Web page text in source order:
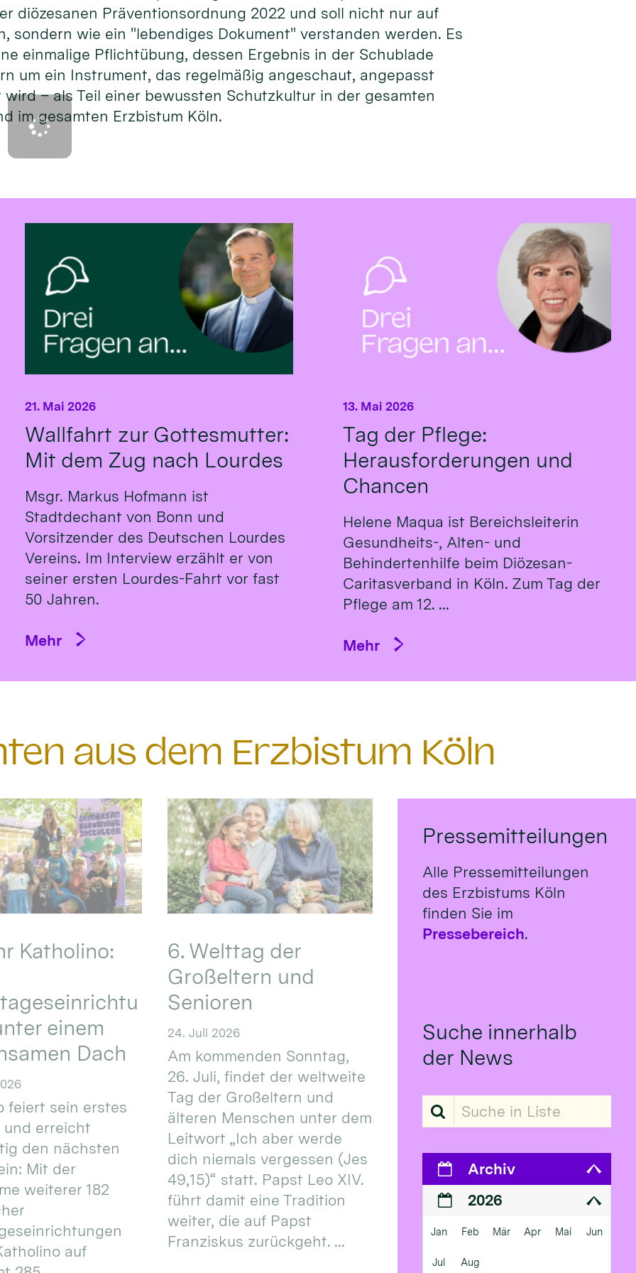
diözesanen Präventionsordnung 2022 und soll nicht nur auf
sondern wie ein "lebendiges Dokument" verstanden werden. Es
einmalige Pflichtübung, dessen Ergebnis in der Schublade
um ein Instrument, das regelmäßig angeschaut, angepasst
– als Teil einer bewussten Schutzkultur in der gesamten
im gesamten Erzbistum Köln.
Wallfahrt zur Gottesmutter:
Mit dem Zug nach Lourdes
21. Mai 2026
Msgr. Markus Hofmann ist
Stadtdechant von Bonn und
Vorsitzender des Deutschen Lourdes
Vereins. Im Interview erzählt er von
seiner ersten Lourdes-Fahrt vor fast
50 Jahren.
Mehr
Tag der Pflege:
Herausforderungen und
Chancen
13. Mai 2026
Helene Maqua ist Bereichsleiterin
Gesundheits-, Alten- und
Behindertenhilfe beim Diözesan-
Caritasverband in Köln. Zum Tag der
Pflege am 12. ...
Mehr
aus dem Erzbistum Köln
Katholino:
einem
Dach
feiert sein erstes
und erreicht
den nächsten
Mit der
weiterer 182
auf
6. Welttag der
Großeltern und
Senioren
24. Juli 2026
Am kommenden Sonntag,
26. Juli, findet der weltweite
Tag der Großeltern und
älteren Menschen unter dem
Leitwort „Ich aber werde
dich niemals vergessen (Jes
49,15)“ statt. Papst Leo XIV.
führt damit eine Tradition
weiter, die auf Papst
Franziskus zurückgeht. ...
Pressemitteilungen
Alle Pressemitteilungen
des Erzbistums Köln
finden Sie im
Pressebereich.
Suche innerhalb
der News
Suche in Liste
Archiv
2026
Jan Feb Mär Apr Mai Jun
Jul Aug